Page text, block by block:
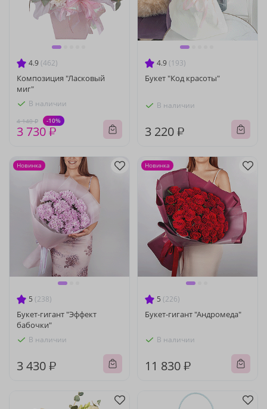
4.9 (462)
Композиция "Ласковый
миг"
В наличии
4 140 ₽ -10%
3 730 ₽
4.9 (193)
Букет "Код красоты"
В наличии
3 220 ₽
5 (238)
Букет-гигант "Эффект
бабочки"
В наличии
3 430 ₽
Новинка
5 (226)
Букет-гигант "Андромеда"
В наличии
11 830 ₽
Новинка